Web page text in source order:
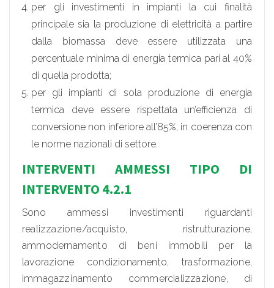
per gli investimenti in impianti la cui finalità
principale sia la produzione di elettricità a partire
dalla biomassa deve essere utilizzata una
percentuale minima di energia termica pari al 40%
di quella prodotta;
per gli impianti di sola produzione di energia
termica deve essere rispettata un’efficienza di
conversione non inferiore all’85%, in coerenza con
le norme nazionali di settore.
INTERVENTI AMMESSI TIPO DI
INTERVENTO 4.2.1
Sono ammessi investimenti riguardanti
realizzazione/acquisto, ristrutturazione,
ammodernamento di beni immobili per la
lavorazione condizionamento, trasformazione,
immagazzinamento commercializzazione, di